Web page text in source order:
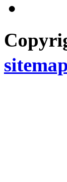
sitemap